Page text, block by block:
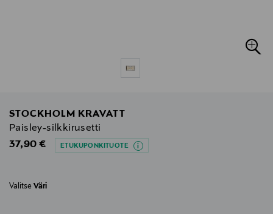
STOCKHOLM KRAVATT
Paisley-silkkirusetti
Original Price
37,90 € ETUKUPONKITUOTE
Valitse Väri